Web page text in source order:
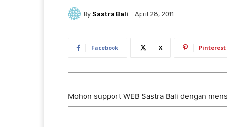
By Sastra Bali April 28, 2011
Facebook X Pinterest
Mohon support WEB Sastra Bali dengan